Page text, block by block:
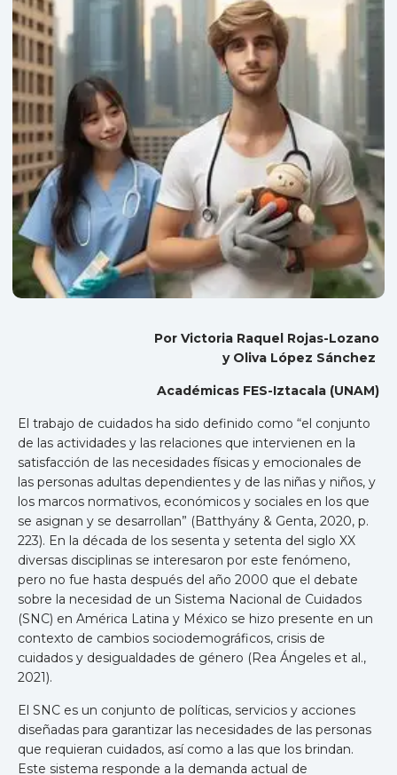
Por Victoria Raquel Rojas-Lozano
y Oliva López Sánchez
Académicas FES-Iztacala (UNAM)
El trabajo de cuidados ha sido definido como “el conjunto
de las actividades y las relaciones que intervienen en la
satisfacción de las necesidades físicas y emocionales de
las personas adultas dependientes y de las niñas y niños, y
los marcos normativos, económicos y sociales en los que
se asignan y se desarrollan” (Batthyány & Genta, 2020, p.
223). En la década de los sesenta y setenta del siglo XX
diversas disciplinas se interesaron por este fenómeno,
pero no fue hasta después del año 2000 que el debate
sobre la necesidad de un Sistema Nacional de Cuidados
(SNC) en América Latina y México se hizo presente en un
contexto de cambios sociodemográficos, crisis de
cuidados y desigualdades de género (Rea Ángeles et al.,
2021).
El SNC es un conjunto de políticas, servicios y acciones
diseñadas para garantizar las necesidades de las personas
que requieran cuidados, así como a las que los brindan.
Este sistema responde a la demanda actual de